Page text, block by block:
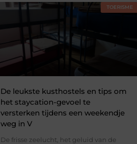
TOERISME
De leukste kusthostels en tips om
het staycation-gevoel te
versterken tijdens een weekendje
weg in V
De frisse zeelucht, het geluid van de